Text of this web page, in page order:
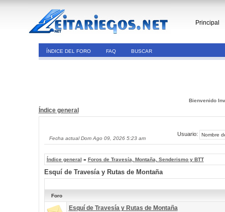
Principal
ÍNDICE DEL FORO FAQ BUSCAR
Bienvenido
Índice general
Fecha actual Dom Ago 09, 2026 5:23 am
Usuario:
Índice general » Foros de Travesía, Montaña, Senderismo y BTT
Esquí de Travesía y Rutas de Montaña
Foro
Esquí de Travesía y Rutas de Montaña